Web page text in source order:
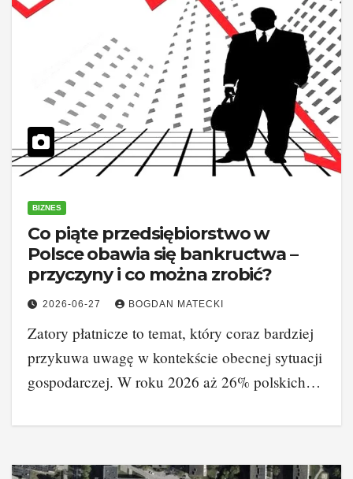
BIZNES
Co piąte przedsiębiorstwo w
Polsce obawia się bankructwa –
przyczyny i co można zrobić?
2026-06-27 BOGDAN MATECKI
Zatory płatnicze to temat, który coraz bardziej
przykuwa uwagę w kontekście obecnej sytuacji
gospodarczej. W roku 2026 aż 26% polskich…